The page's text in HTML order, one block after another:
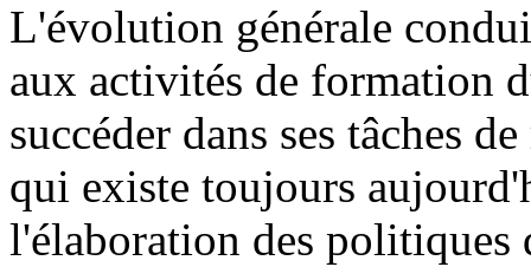
L'évolution générale
aux activités de formation
succéder dans ses tâches
qui existe toujours
l'élaboration des politiques